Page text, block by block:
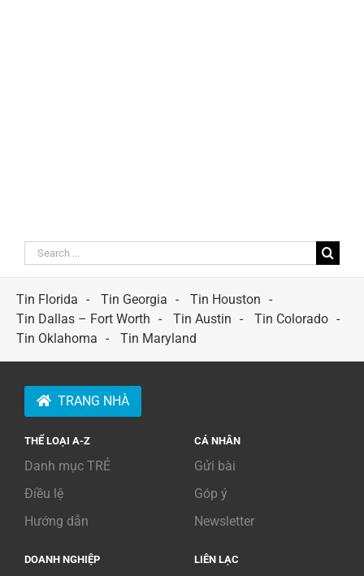
Search
for:
Tin Florida
Tin Georgia
Tin Houston
Tin Dallas – Fort Worth
Tin Austin
Tin Colorado
Tin Oklahoma
Tin Maryland
TRANG NHÀ
THỂ LOẠI A-Z
Danh mục TRẺ
Điều lệ
Hướng dẫn
CÁ NHÂN
Gửi bài
Góp ý
Newsletter
DOANH NGHIỆP LIÊN LẠC